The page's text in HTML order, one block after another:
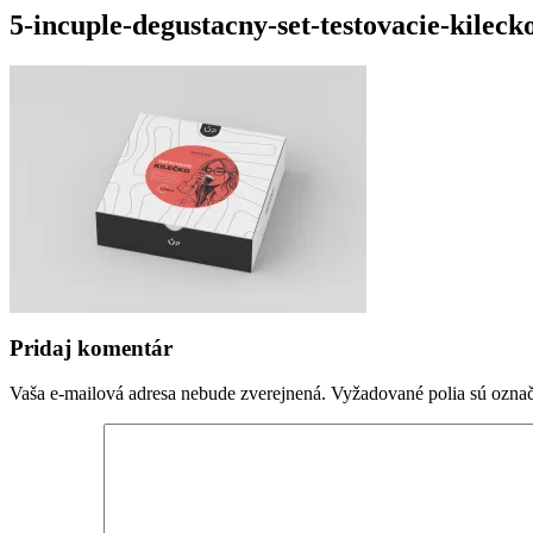
5-incuple-degustacny-set-testovacie-
Pridaj komentár
Vaša e-mailová adresa nebude zverejnená. Vyžadované polia sú